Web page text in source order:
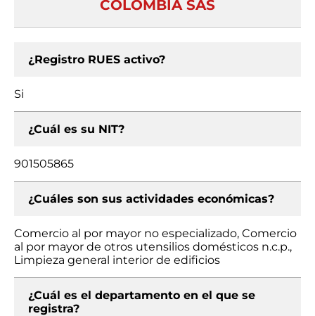
COLOMBIA SAS
¿Registro RUES activo?
Si
¿Cuál es su NIT?
901505865
¿Cuáles son sus actividades económicas?
Comercio al por mayor no especializado, Comercio
al por mayor de otros utensilios domésticos n.c.p.,
Limpieza general interior de edificios
¿Cuál es el departamento en el que se
registra?